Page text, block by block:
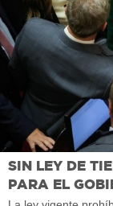
SIN LEY DE
PARA EL